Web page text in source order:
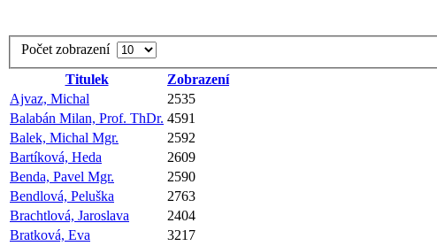
Počet zobrazení
Titulek
Zobrazení
Ajvaz, Michal
2535
Balabán Milan, Prof. ThDr. 4591
Balek, Michal Mgr.
2592
Bartíková, Heda
2609
Benda, Pavel Mgr.
2590
Bendlová, Peluška
2763
Brachtlová, Jaroslava
2404
Bratková, Eva
3217